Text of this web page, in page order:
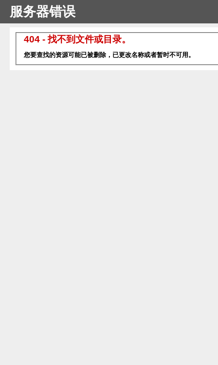
服务器错误
404 - 找不到文件或目录。
您要查找的资源可能已被删除，已更改名称或者暂时不可用。